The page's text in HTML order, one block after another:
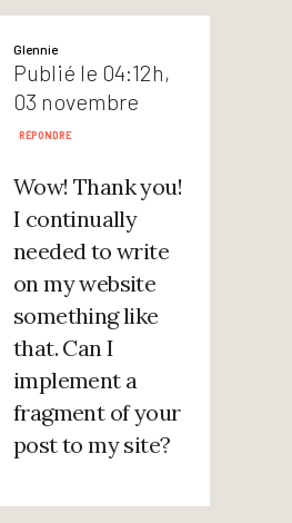
Glennie
Publié le 04:12h,
03 novembre
RÉPONDRE
Wow! Thank you!
I continually
needed to write
on my website
something like
that. Can I
implement a
fragment of your
post to my site?